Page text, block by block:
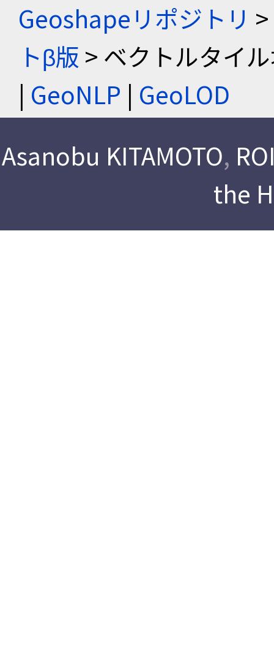
Geoshapeリポジトリ >
トβ版 > ベクトルタイ
| GeoNLP | GeoLOD
Asanobu KITAMOTO,
the